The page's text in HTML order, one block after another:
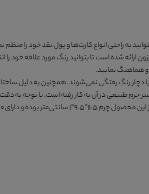
به راحتی انواع کارت‌ها و پول نقد خود را منظم
ارائه شده است تا بتوانید رنگ مورد علاقه خود
هماهنگ نمایید.
دچار رنگ رفتگی نمی‌شوند. همچنین به دلیل
چرم طبیعی در آن به کار رفته است. با توجه به
۴۰ گرم وزن می‌باشد.